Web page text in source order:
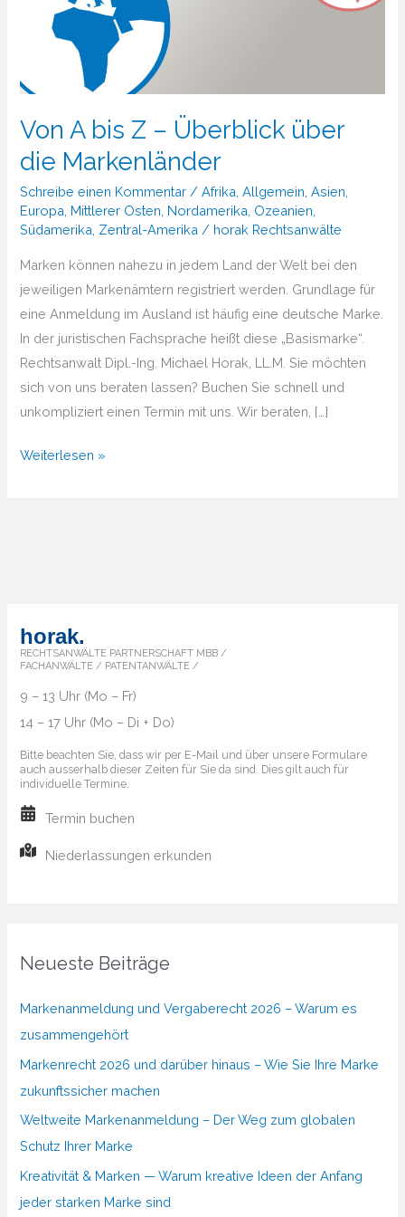
Von A bis Z – Überblick über
die Markenländer
Schreibe einen Kommentar /Afrika ,Allgemein ,Asien
Europa Mittlerer Osten Nordamerika Ozeanien
Südamerika Zentral-Amerika / horak Rechtsanwälte
Marken können nahezu in jedem Land der Welt bei den
jeweiligen Markenämtern registriert werden. Grundlage für
eine Anmeldung im Ausland ist häufig eine deutsche Marke.
In der juristischen Fachsprache heißt diese „Basismarke“.
Rechtsanwalt Dipl.-Ing. Michael Horak, LL.M. Sie möchten
sich von uns beraten lassen? Buchen Sie schnell und
unkompliziert einen Termin mit uns. Wir beraten, […]
Von
die
Markenländer
Weiterlesen »
horak.
RECHTSANWÄLTE PARTNERSCHAFT MBB /
FACHANWÄLTE / PATENTANWÄLTE /
9 – 13 Uhr (Mo – Fr)
14 – 17 Uhr (Mo – Di + Do)
Bitte beachten Sie, dass wir per E-Mail und über unsere Formulare
auch ausserhalb dieser Zeiten für Sie da sind. Dies gilt auch für
individuelle Termine.
Termin buchen
Niederlassungen erkunden
Neueste Beiträge
Markenanmeldung und Vergaberecht 2026 – Warum es
zusammengehört
Markenrecht 2026 und darüber hinaus – Wie Sie Ihre Marke
zukunftssicher machen
Weltweite Markenanmeldung – Der Weg zum globalen
Schutz Ihrer Marke
Kreativität & Marken — Warum kreative Ideen der Anfang
jeder starken Marke sind